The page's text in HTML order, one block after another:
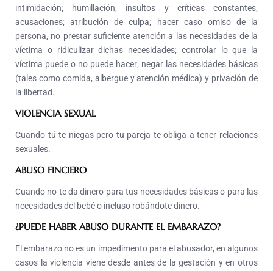
intimidación; humillación; insultos y críticas constantes;
acusaciones; atribución de culpa; hacer caso omiso de la
persona, no prestar suficiente atención a las necesidades de la
víctima o ridiculizar dichas necesidades; controlar lo que la
víctima puede o no puede hacer; negar las necesidades básicas
(tales como comida, albergue y atención médica) y privación de
la libertad.
VIOLENCIA SEXUAL
Cuando tú te niegas pero tu pareja te obliga a tener relaciones
sexuales.
ABUSO FINCIERO
Cuando no te da dinero para tus necesidades básicas o para las
necesidades del bebé o incluso robándote dinero.
¿PUEDE HABER ABUSO DURANTE EL EMBARAZO?
El embarazo no es un impedimento para el abusador, en algunos
casos la violencia viene desde antes de la gestación y en otros